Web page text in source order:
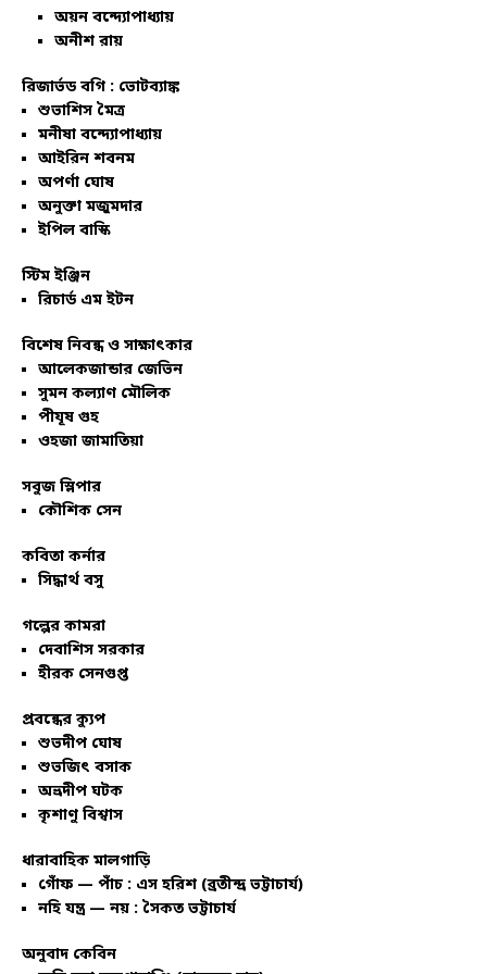
অয়ন বন্দ্যোপাধ্যায়
অনীশ রায়
রিজার্ভড বগি : ভোটব্যাঙ্ক
শুভাশিস মৈত্র
মনীষা বন্দ্যোপাধ্যায়
আইরিন শবনম
অপর্ণা ঘোষ
অনুক্তা মজুমদার
ইপিল বাস্কি
স্টিম ইঞ্জিন
রিচার্ড এম ইটন
বিশেষ নিবন্ধ ও সাক্ষাৎকার
আলেকজান্ডার জেভিন
সুমন কল্যাণ মৌলিক
পীযূষ গুহ
ওহজা জামাতিয়া
সবুজ স্লিপার
কৌশিক সেন
কবিতা কর্নার
সিদ্ধার্থ বসু
গল্পের কামরা
দেবাশিস সরকার
হীরক সেনগুপ্ত
প্রবন্ধের ক্যুপ
শুভদীপ ঘোষ
শুভজিৎ বসাক
অভ্রদীপ ঘটক
কৃশাণু বিশ্বাস
ধারাবাহিক মালগাড়ি
গোঁফ — পাঁচ : এস হরিশ (ব্রতীন্দ্র ভট্টাচার্য)
নহি যন্ত্র — নয় : সৈকত ভট্টাচার্য
অনুবাদ কেবিন